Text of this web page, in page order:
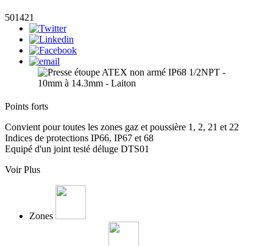
501421
Points forts
Convient pour toutes les zones gaz et poussière 1, 2, 21 et 22
Indices de protections IP66, IP67 et 68
Equipé d'un joint testé déluge DTS01
Voir Plus
Zones